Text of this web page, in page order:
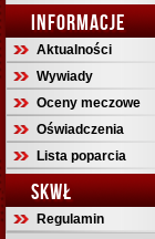
INFORMACJE
Aktualności
Wywiady
Oceny meczowe
Oświadczenia
Lista poparcia
SKWŁ
Regulamin